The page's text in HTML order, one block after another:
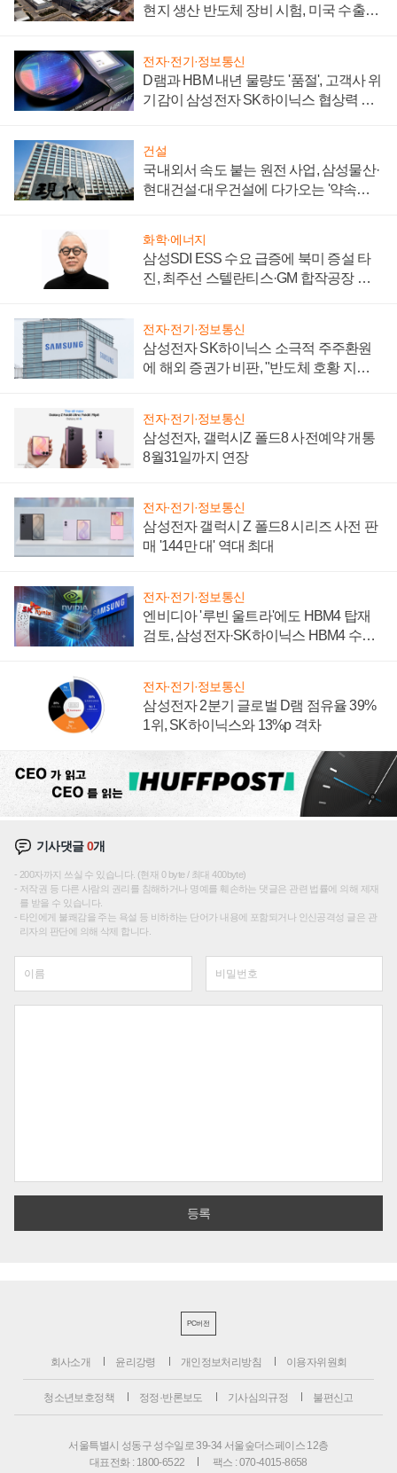
현지 생산 반도체 장비 시험, 미국 수출통
전자·전기·정보통신
D램과 HBM 내년 물량도 '품절', 고객사 위
기감이 삼성전자 SK하이닉스 협상력 더
건설
국내외서 속도 붙는 원전 사업, 삼성물산·
현대건설·대우건설에 다가오는 '약속의
화학·에너지
삼성SDI ESS 수요 급증에 북미 증설 타
진, 최주선 스텔란티스·GM 합작공장 건
전자·전기·정보통신
삼성전자 SK하이닉스 소극적 주주환원
에 해외 증권가 비판, "반도체 호황 지속
전자·전기·정보통신
삼성전자, 갤럭시Z 폴드8 사전예약 개통
8월31일까지 연장
전자·전기·정보통신
삼성전자 갤럭시 Z 폴드8 시리즈 사전 판
매 '144만 대' 역대 최대
전자·전기·정보통신
엔비디아 '루빈 울트라'에도 HBM4 탑재
검토, 삼성전자·SK하이닉스 HBM4 수율
전자·전기·정보통신
삼성전자 2분기 글로벌 D램 점유율 39%
1위, SK하이닉스와 13%p 격차
기사댓글0개
200자까지 쓰실 수 있습니다. (현재 0 byte / 최대 400byte)
저작권 등 다른 사람의 권리를 침해하거나 명예를 훼손하는 댓글은 관련 법률에 의해 제재
를 받을 수 있습니다.
타인에게 불쾌감을 주는 욕설 등 비하하는 단어가 내용에 포함되거나 인신공격성 글은 관
리자의 판단에 의해 삭제 합니다.
PC버전
회사소개 윤리강령 개인정보처리방침 이용자위원회
청소년보호정책 정정·반론보도 기사심의규정 불편신고
서울특별시 성동구 성수일로 39-34 서울숲더스페이스 12층
대표전화 : 1800-6522
팩스 : 070-4015-8658